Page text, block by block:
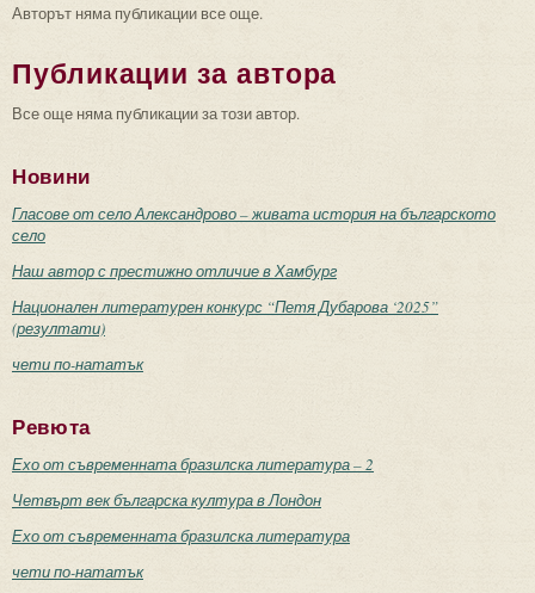
Авторът няма публикации все още.
Публикации за автора
Все още няма публикации за този автор.
Новини
Гласове от село Александрово – живата история на българското
село
Наш автор с престижно отличие в Хамбург
Национален литературен конкурс “Петя Дубарова ‘2025”
(резултати)
чети по-нататък
Ревюта
Ехо от съвременната бразилска литература – 2
Четвърт век българска култура в Лондон
Ехо от съвременната бразилска литература
чети по-нататък